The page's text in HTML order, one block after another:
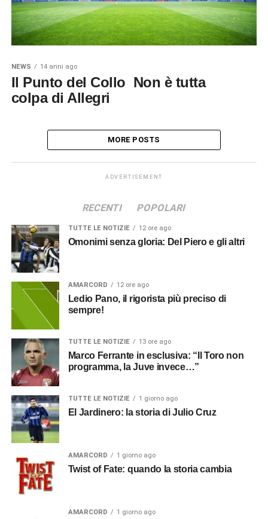
NEWS 14 anni ago
Il Punto del Collo  Non è tutta
colpa di Allegri
MORE POSTS
ADVERTISEMENT
RECENTI POPOLARI
TUTTE LE NOTIZIE 12 ore ago
Omonimi senza gloria: Del Piero e gli altri
AMARCORD 12 ore ago
Ledio Pano, il rigorista più preciso di
sempre!
TUTTE LE NOTIZIE 13 ore ago
Marco Ferrante in esclusiva: “Il Toro non
programma, la Juve invece…”
TUTTE LE NOTIZIE 1 giorno ago
El Jardinero: la storia di Julio Cruz
AMARCORD 1 giorno ago
Twist of Fate: quando la storia cambia
AMARCORD 1 giorno ago